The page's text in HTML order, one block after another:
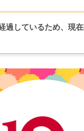
過しているため、現